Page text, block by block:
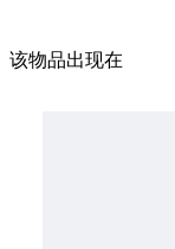
该物品出现在